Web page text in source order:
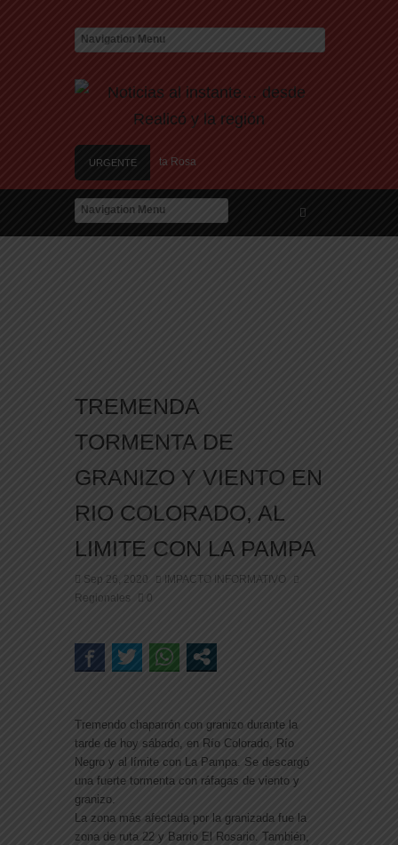
URGENTE
se vive en los barrios de Santa Rosa
de datos para adjudicar las 25 viviendas del IPAV
TREMENDA
TORMENTA DE
GRANIZO Y VIENTO EN
RIO COLORADO, AL
LIMITE CON LA PAMPA
Sep 26, 2020
IMPACTO INFORMATIVO
Regionales
0
Tremendo chaparrón con granizo durante la
tarde de hoy sábado, en Río Colorado, Río
Negro y al límite con La Pampa. Se descargó
una fuerte tormenta con ráfagas de viento y
granizo.
La zona más afectada por la granizada fue la
zona de ruta 22 y Barrio El Rosario. También,